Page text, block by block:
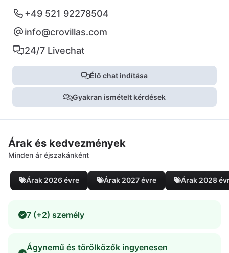
+49 521 92278504
info@crovillas.com
24/7 Livechat
Élő chat indítása
Gyakran ismételt kérdések
Árak és kedvezmények
Minden ár éjszakánként
Árak 2026 évre Árak 2027 évre Árak 2028
7 (+2) személy
Ágynemű és törölközők ingyenesen